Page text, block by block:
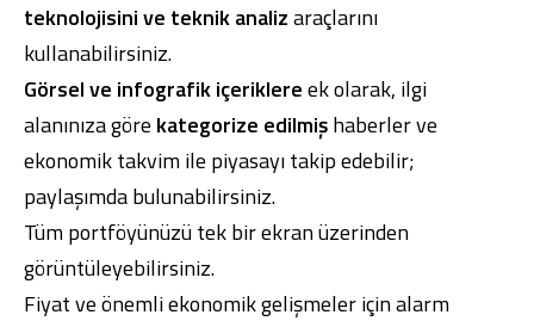
teknolojisini ve teknik analizaraçlarını
kullanabilirsiniz.
Görsel ve infografik içeriklereek olarak, ilgi
alanınıza göre kategorize edilmişhaberler ve
ekonomik takvim ile piyasayı takip edebilir;
paylaşımda bulunabilirsiniz.
Tüm portföyünüzü tek bir ekran üzerinden
görüntüleyebilirsiniz.
Fiyat ve önemli ekonomik gelişmeler için alarm